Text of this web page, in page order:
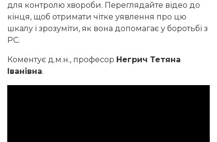
для контролю хвороби. Переглядайте відео до
кінця, щоб отримати чітке уявлення про цю
шкалу і зрозуміти, як вона допомагає у боротьбі з
РС.
Коментує д.м.н., професор Негрич Тетяна
Іванівна.